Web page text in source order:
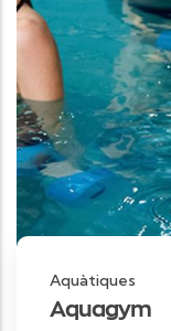
Aquàtiques
Aquagym